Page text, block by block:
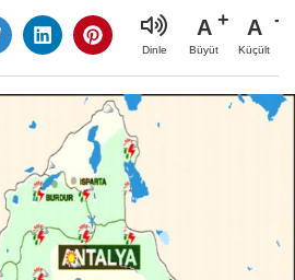
Dinle
A
Büyüt
A
Küçült